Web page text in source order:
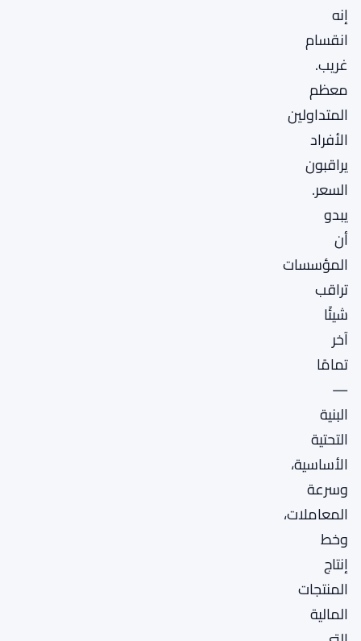
إنه
انقسام
غريب.
معظم
المتداولين
الأفراد
يراقبون
السعر.
يبدو
أن
المؤسسات
تراقب
شيئًا
آخر
تمامًا
—
البنية
التحتية
الأساسية،
وسرعة
المعاملات،
وخط
إنتاج
المنتجات
المالية